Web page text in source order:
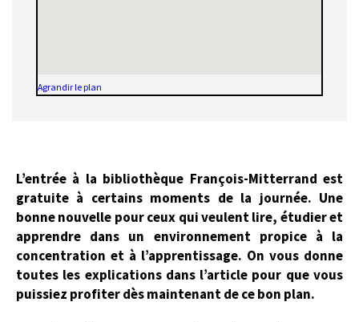
Agrandir le plan
L’entrée à la bibliothèque François-Mitterrand est
gratuite à certains moments de la journée. Une
bonne nouvelle pour ceux qui veulent lire, étudier et
apprendre dans un environnement propice à la
concentration et à l’apprentissage. On vous donne
toutes les explications dans l’article pour que vous
puissiez profiter dès maintenant de ce bon plan.